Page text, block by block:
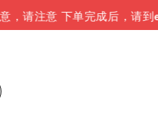
注意 下单完成后，请到